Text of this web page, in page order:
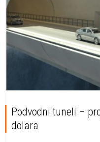
Podvodni tuneli –
dolara